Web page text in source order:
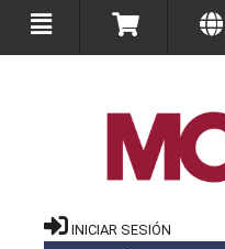
INICIAR SESIÓN